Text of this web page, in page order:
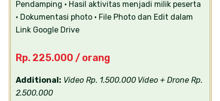
Pendamping • Hasil aktivitas menjadi milik peserta
• Dokumentasi photo• File Photo dan Edit dalam
Link Google Drive
Rp. 225.000 / orang
Additional: Video Rp. 1.500.000Video + Drone Rp.
2.500.000